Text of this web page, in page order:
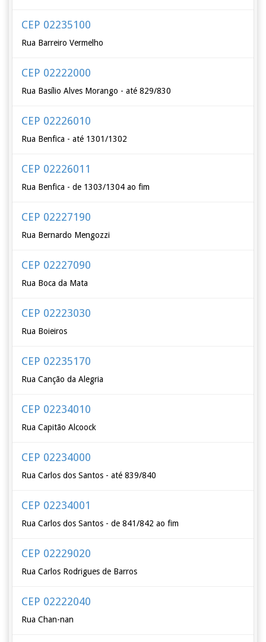
CEP 02235100
Rua Barreiro Vermelho
CEP 02222000
Rua Basílio Alves Morango - até 829/830
CEP 02226010
Rua Benfica - até 1301/1302
CEP 02226011
Rua Benfica - de 1303/1304 ao fim
CEP 02227190
Rua Bernardo Mengozzi
CEP 02227090
Rua Boca da Mata
CEP 02223030
Rua Boieiros
CEP 02235170
Rua Canção da Alegria
CEP 02234010
Rua Capitão Alcoock
CEP 02234000
Rua Carlos dos Santos - até 839/840
CEP 02234001
Rua Carlos dos Santos - de 841/842 ao fim
CEP 02229020
Rua Carlos Rodrigues de Barros
CEP 02222040
Rua Chan-nan